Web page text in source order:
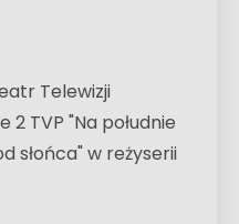
Telewizji
TVP "Na południe
słońca" w reżyserii